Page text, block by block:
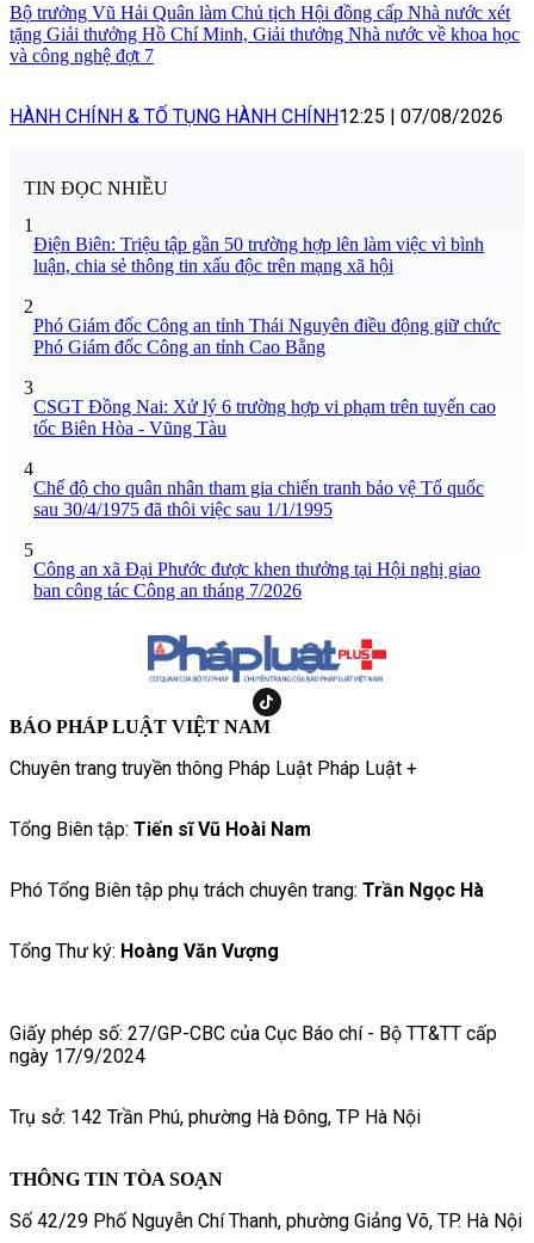
Bộ trưởng Vũ Hải Quân làm Chủ tịch Hội đồng cấp Nhà nước xét
tặng Giải thưởng Hồ Chí Minh, Giải thưởng Nhà nước về khoa học
và công nghệ đợt 7
HÀNH CHÍNH & TỐ TỤNG HÀNH CHÍNH12:25 | 07/08/2026
TIN ĐỌC NHIỀU
1
Điện Biên: Triệu tập gần 50 trường hợp lên làm việc vì bình
luận, chia sẻ thông tin xấu độc trên mạng xã hội
2
Phó Giám đốc Công an tỉnh Thái Nguyên điều động giữ chức
Phó Giám đốc Công an tỉnh Cao Bằng
3
CSGT Đồng Nai: Xử lý 6 trường hợp vi phạm trên tuyến cao
tốc Biên Hòa - Vũng Tàu
4
Chế độ cho quân nhân tham gia chiến tranh bảo vệ Tổ quốc
sau 30/4/1975 đã thôi việc sau 1/1/1995
5
Công an xã Đại Phước được khen thưởng tại Hội nghị giao
ban công tác Công an tháng 7/2026
BÁO PHÁP LUẬT VIỆT NAM
Chuyên trang truyền thông Pháp Luật Pháp Luật +
Tổng Biên tập: Tiến sĩ Vũ Hoài Nam
Phó Tổng Biên tập phụ trách chuyên trang: Trần Ngọc Hà
Tổng Thư ký: Hoàng Văn Vượng
Giấy phép số: 27/GP-CBC của Cục Báo chí - Bộ TT&TT cấp
ngày 17/9/2024
Trụ sở: 142 Trần Phú, phường Hà Đông, TP Hà Nội
THÔNG TIN TÒA SOẠN
Số 42/29 Phố Nguyễn Chí Thanh, phường Giảng Võ, TP. Hà Nội